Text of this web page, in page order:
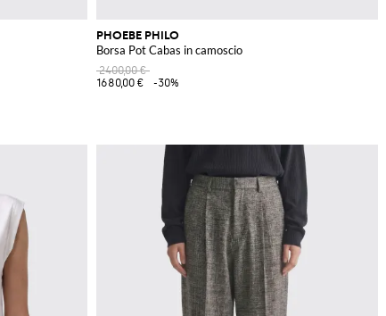
PHOEBE PHILO
Borsa Pot Cabas in camoscio
2400,00 €
1680,00 €
-30%